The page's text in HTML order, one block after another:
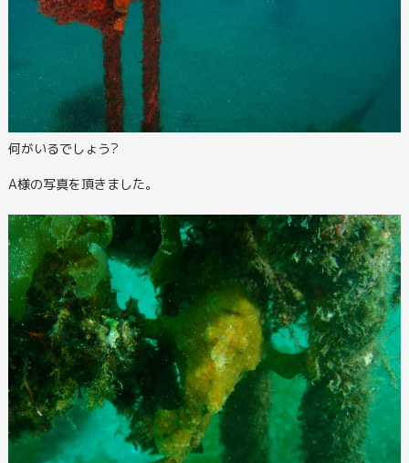
何がいるでしょう?
A様の写真を頂きました。